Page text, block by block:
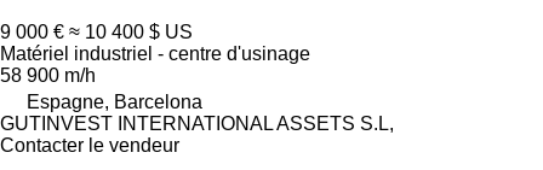
9 000 € ≈ 10 400 $ US
Matériel industriel - centre d'usinage
58 900 m/h
Espagne, Barcelona
GUTINVEST INTERNATIONAL ASSETS S.L,
Contacter le vendeur